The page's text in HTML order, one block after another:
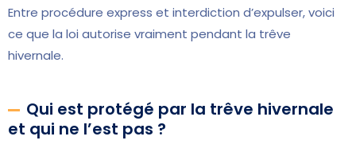
Entre procédure express et interdiction d’expulser, voici
ce que la loi autorise vraiment pendant la trêve
hivernale.
Qui est protégé par la trêve hivernale
et qui ne l’est pas ?